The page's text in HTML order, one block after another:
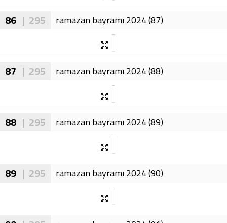
86 | 295 ramazan bayramı 2024 (87)
87 | 295 ramazan bayramı 2024 (88)
88 | 295 ramazan bayramı 2024 (89)
89 | 295 ramazan bayramı 2024 (90)